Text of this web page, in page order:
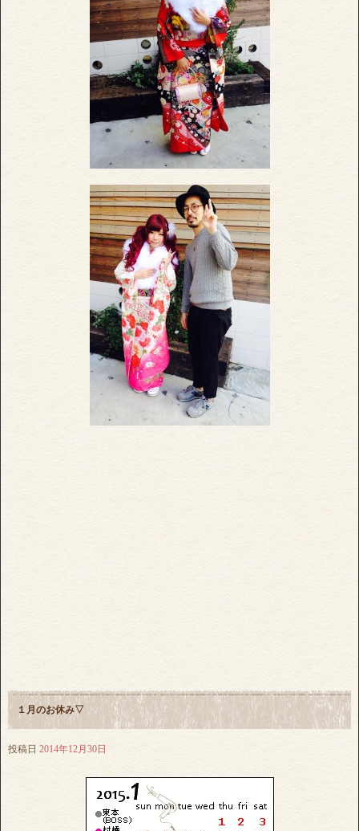
１月のお休み▽
投稿日 2014年12月30日